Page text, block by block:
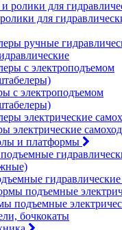
для
с электроподъемом
электрические
и платформы
подъемные
бочкокаты